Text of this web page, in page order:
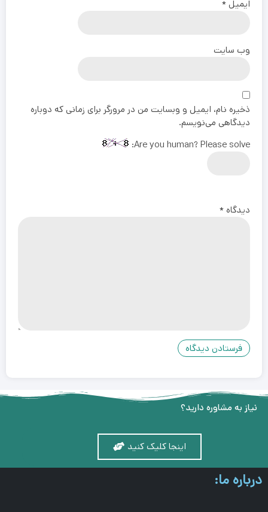
ایمیل*
وب‌ سایت
ذخیره نام، ایمیل و وبسایت من در مرورگر برای زمانی که دوباره
دیدگاهی می‌نویسم.
Are you human? Please solve:
دیدگاه *
نیاز به مشاوره دارید؟
اینجا کلیک کنید
درباره ما: